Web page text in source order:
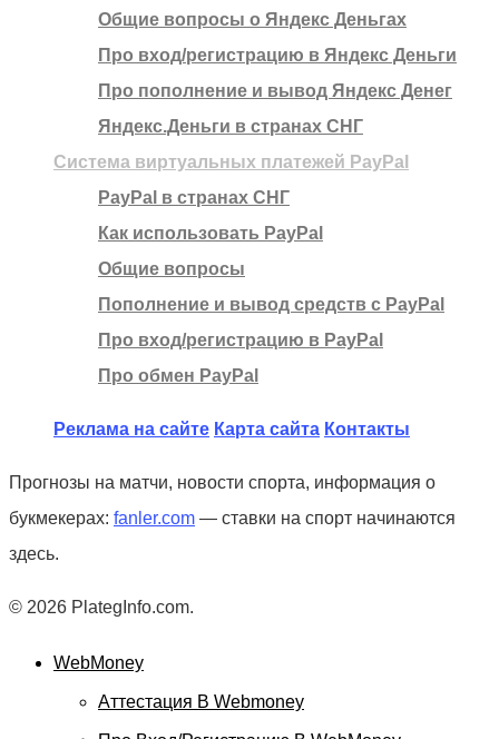
Общие вопросы о Яндекс Деньгах
Про вход/регистрацию в Яндекс Деньги
Про пополнение и вывод Яндекс Денег
Яндекс.Деньги в странах СНГ
Система виртуальных платежей PayPal
PayPal в странах СНГ
Как использовать PayPal
Общие вопросы
Пополнение и вывод средств с PayPal
Про вход/регистрацию в PayPal
Про обмен PayPal
Реклама на сайте Карта сайта Контакты
Прогнозы на матчи, новости спорта, информация о
букмекерах: fanler.com — ставки на спорт начинаются
здесь.
© 2026 PlategInfo.com.
WebMoney
Аттестация В Webmoney